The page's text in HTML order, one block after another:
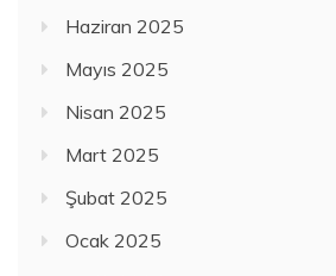
Haziran 2025
Mayıs 2025
Nisan 2025
Mart 2025
Şubat 2025
Ocak 2025